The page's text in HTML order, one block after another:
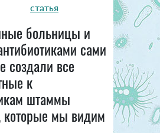
статья
больницы и
сами
создали все
к
штаммы
которые мы видим